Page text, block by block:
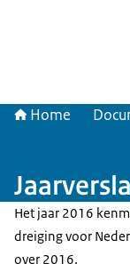
Home
Het jaar 2016
dreiging voor
over 2016.